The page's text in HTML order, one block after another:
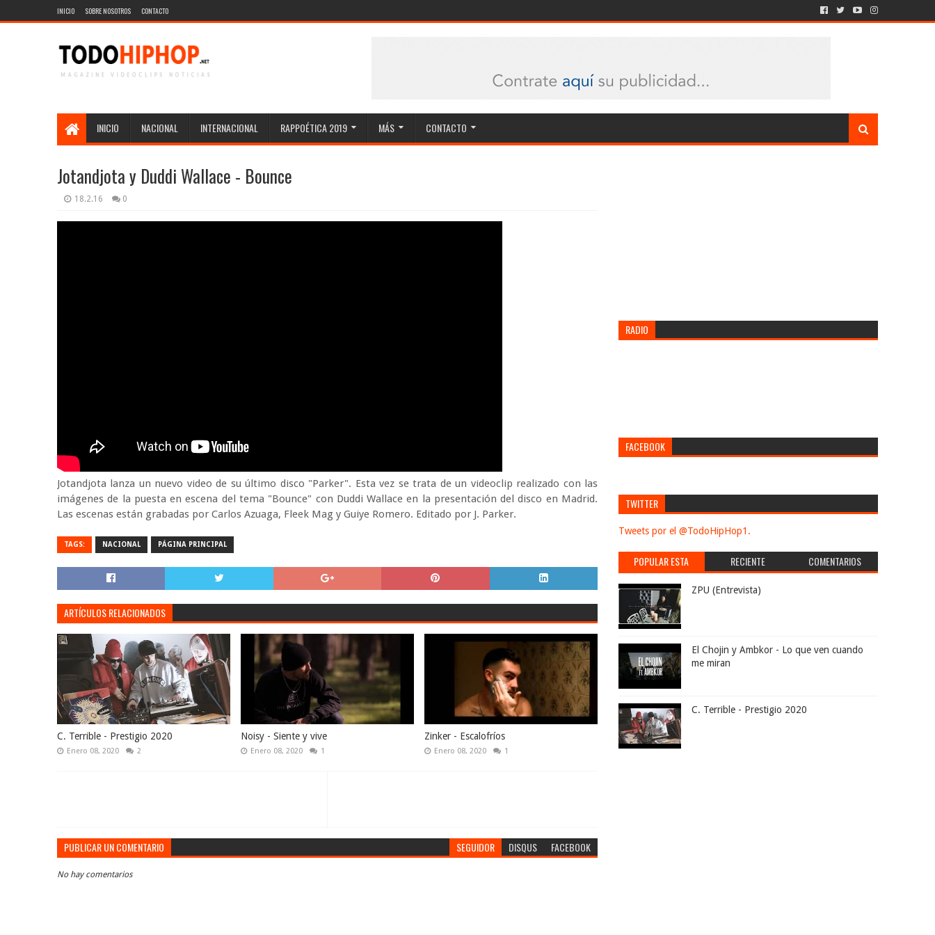
INICIO SOBRE NOSOTROS CONTACTO
INICIO NACIONAL INTERNACIONAL RAPPOÉTICA 2019 MÁS CONTACTO
Jotandjota y Duddi Wallace - Bounce
18.2.16 0
Jotandjota lanza un nuevo video de su último disco "Parker". Esta vez se trata de un videoclip realizado con las
imágenes de la puesta en escena del tema "Bounce" con Duddi Wallace en la presentación del disco en Madrid.
Las escenas están grabadas por Carlos Azuaga, Fleek Mag y Guiye Romero. Editado por J. Parker.
TAGS: NACIONAL PÁGINA PRINCIPAL
ARTÍCULOS RELACIONADOS
C. Terrible - Prestigio 2020
Enero 08, 2020 2
Noisy - Siente y vive
Enero 08, 2020 1
Zinker - Escalofríos
Enero 08, 2020 1
PUBLICAR UN COMENTARIO SEGUIDOR DISQUS FACEBOOK
No hay comentarios
RADIO
FACEBOOK
TWITTER
Tweets por el @TodoHipHop1.
POPULAR ESTA
SEMANA
RECIENTE COMENTARIOS
ZPU (Entrevista)
El Chojin y Ambkor - Lo que ven cuando
me miran
C. Terrible - Prestigio 2020